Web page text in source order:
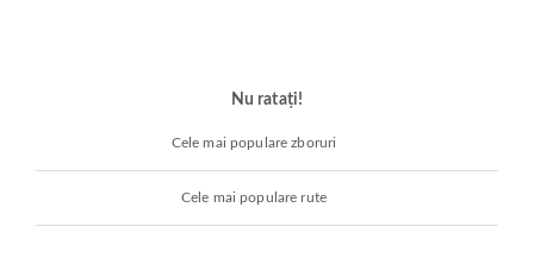
Nu ratați!
Cele mai populare zboruri
Cele mai populare rute